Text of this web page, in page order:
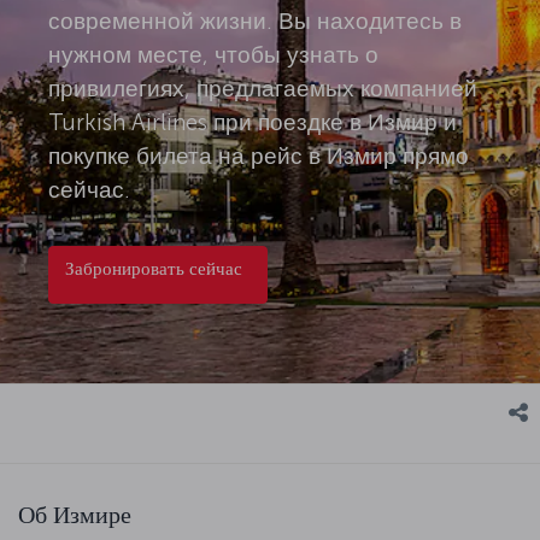
современной жизни. Вы находитесь в
нужном месте, чтобы узнать о
привилегиях, предлагаемых компанией
Turkish Airlines при поездке в Измир и
покупке билета на рейс в Измир прямо
сейчас.
Забронировать сейчас
Об Измире